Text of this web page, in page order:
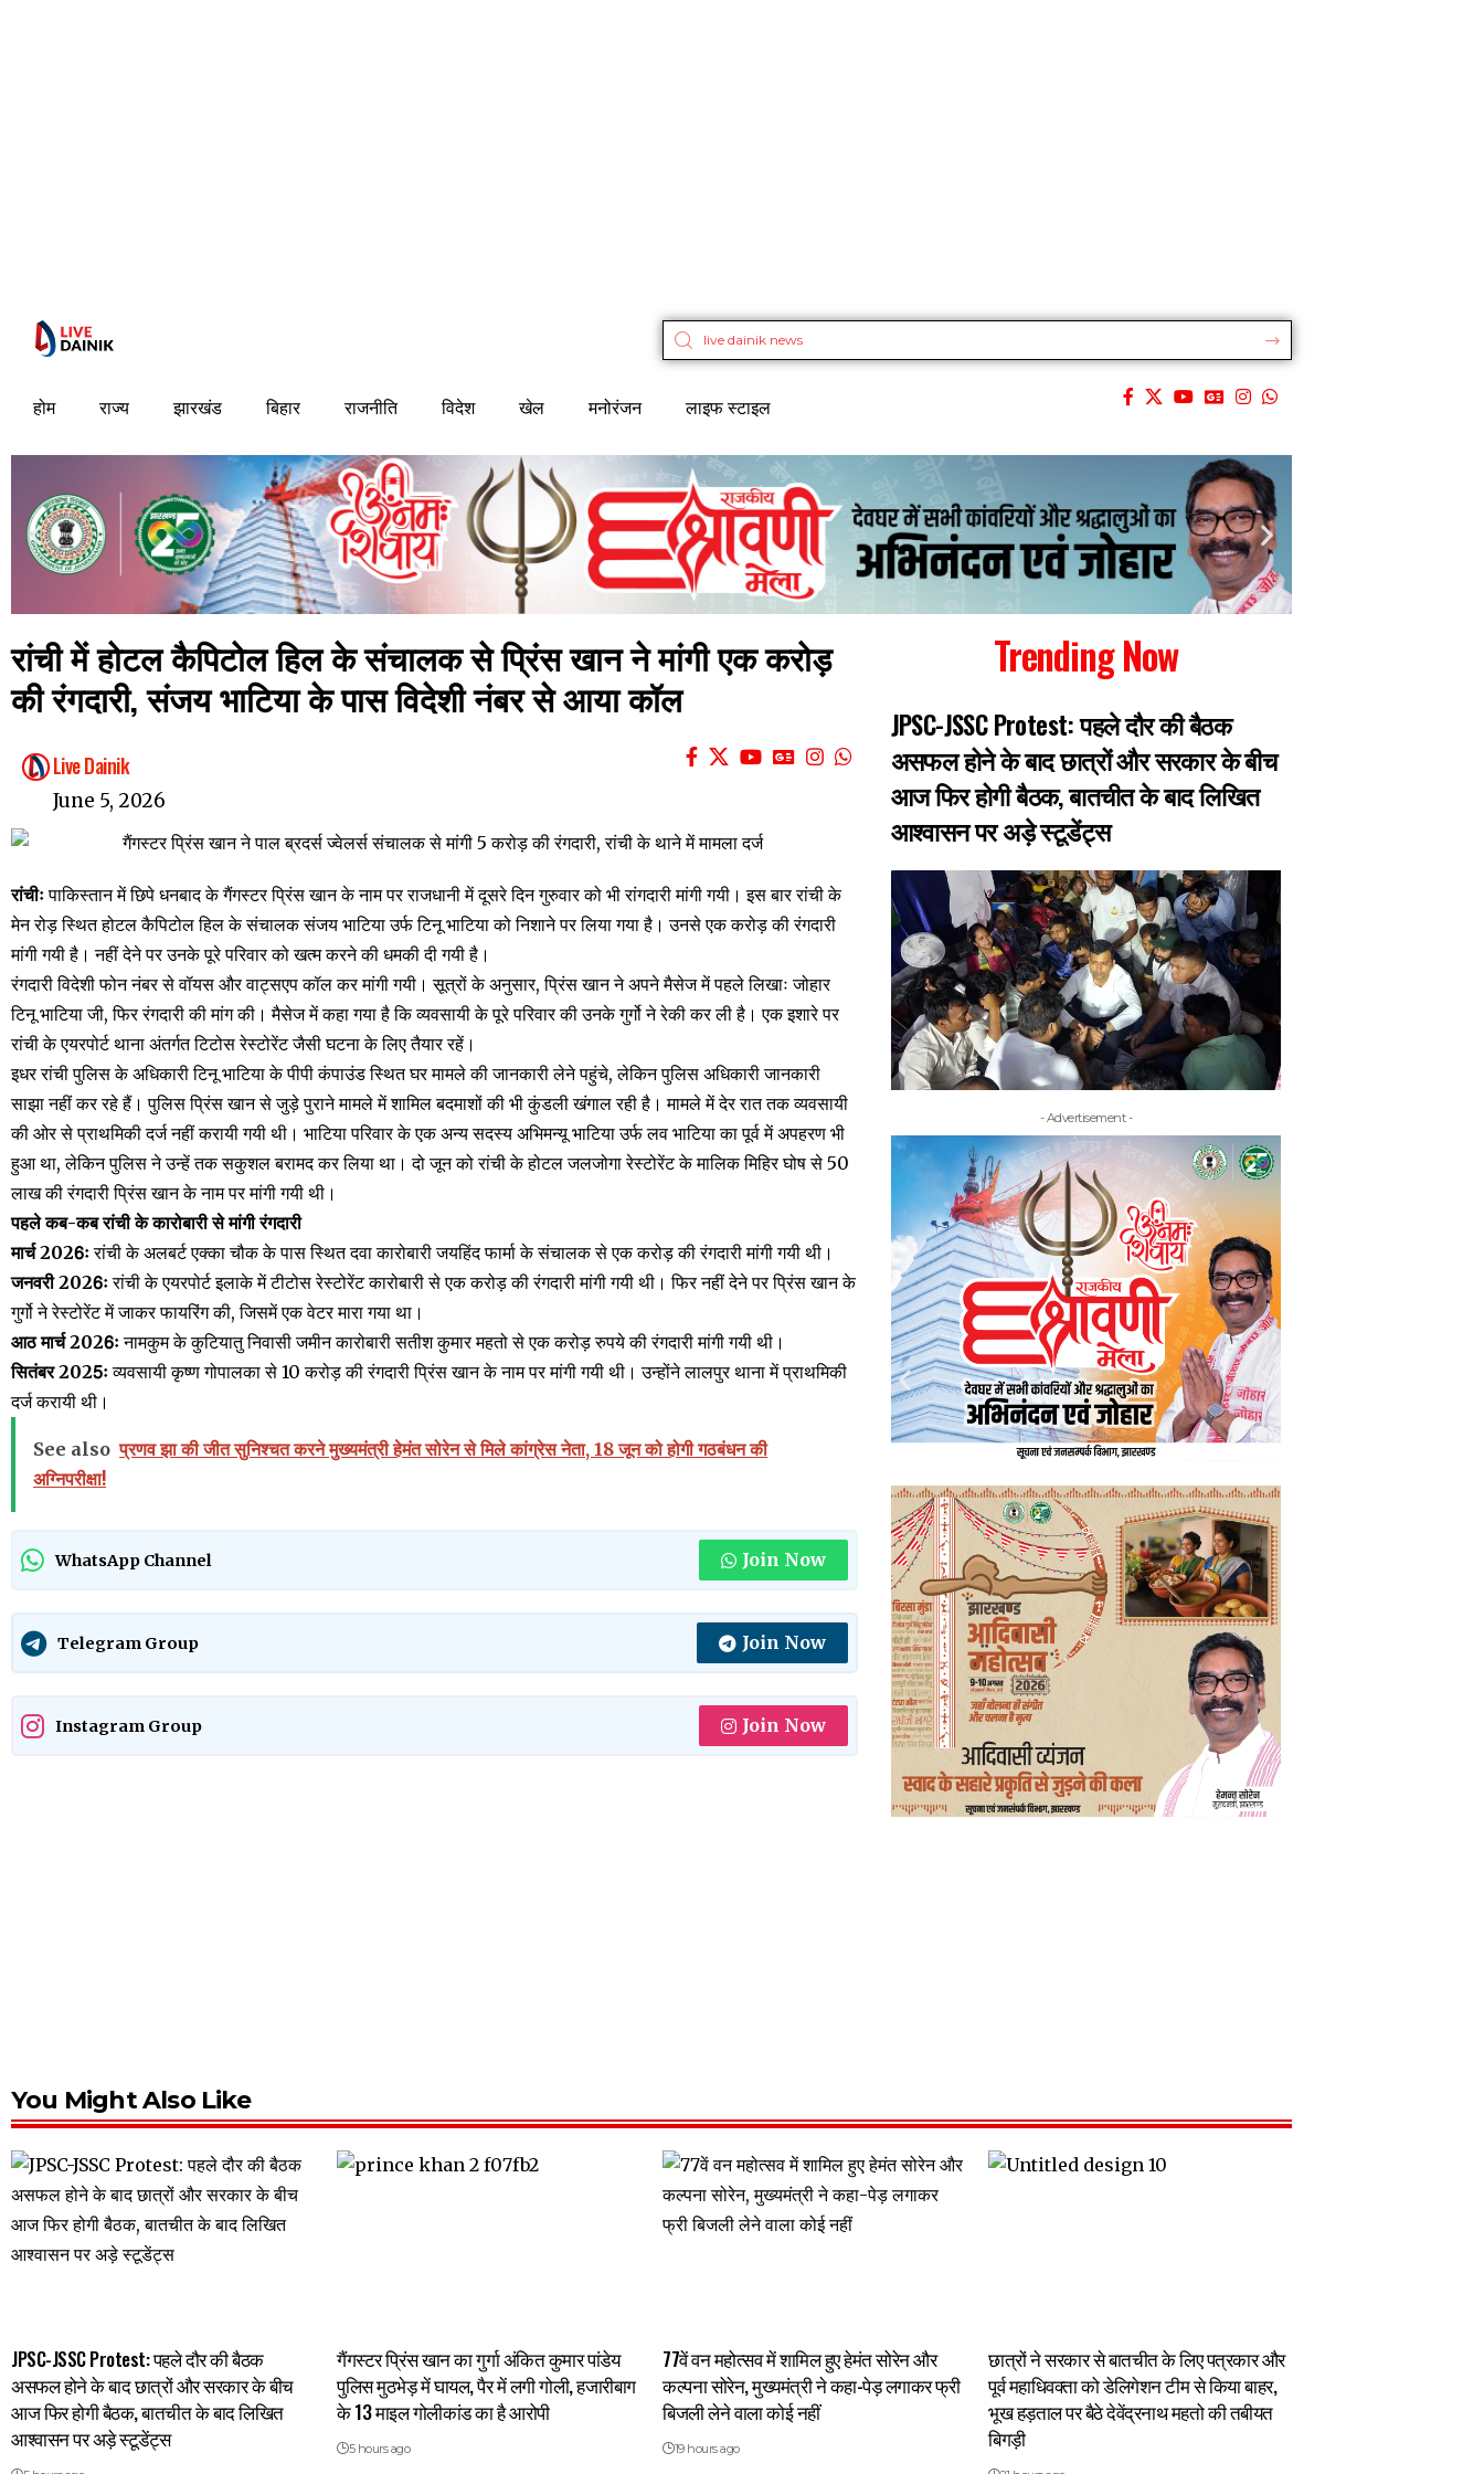
होम राज्य झारखंड बिहार राजनीति विदेश खेल मनोरंजन लाइफ स्टाइल
रांची में होटल कैपिटोल हिल के संचालक से प्रिंस खान ने मांगी एक करोड़
की रंगदारी, संजय भाटिया के पास विदेशी नंबर से आया कॉल
Live Dainik
June 5, 2026
रांचीःपाकिस्तान में छिपे धनबाद के गैंगस्टर प्रिंस खान के नाम पर राजधानी में दूसरे दिन गुरुवार को भी रांगदारी मांगी गयी। इस बार रांची के
मेन रोड़ स्थित होटल कैपिटोल हिल के संचालक संजय भाटिया उर्फ टिनू भाटिया को निशाने पर लिया गया है। उनसे एक करोड़ की रंगदारी
मांगी गयी है। नहीं देने पर उनके पूरे परिवार को खत्म करने की धमकी दी गयी है।
रंगदारी विदेशी फोन नंबर से वॉयस और वाट्सएप कॉल कर मांगी गयी। सूत्रों के अनुसार, प्रिंस खान ने अपने मैसेज में पहले लिखाः जोहार
टिनू भाटिया जी, फिर रंगदारी की मांग की। मैसेज में कहा गया है कि व्यवसायी के पूरे परिवार की उनके गुर्गो ने रेकी कर ली है। एक इशारे पर
रांची के एयरपोर्ट थाना अंतर्गत टिटोस रेस्टोरेंट जैसी घटना के लिए तैयार रहें।
इधर रांची पुलिस के अधिकारी टिनू भाटिया के पीपी कंपाउंड स्थित घर मामले की जानकारी लेने पहुंचे, लेकिन पुलिस अधिकारी जानकारी
साझा नहीं कर रहे हैं। पुलिस प्रिंस खान से जुड़े पुराने मामले में शामिल बदमाशों की भी कुंडली खंगाल रही है। मामले में देर रात तक व्यवसायी
की ओर से प्राथमिकी दर्ज नहीं करायी गयी थी। भाटिया परिवार के एक अन्य सदस्य अभिमन्यू भाटिया उर्फ लव भाटिया का पूर्व में अपहरण भी
हुआ था, लेकिन पुलिस ने उन्हें तक सकुशल बरामद कर लिया था। दो जून को रांची के होटल जलजोगा रेस्टोरेंट के मालिक मिहिर घोष से 50
लाख की रंगदारी प्रिंस खान के नाम पर मांगी गयी थी।
पहले कब-कब रांची के कारोबारी से मांगी रंगदारी
मार्च 2026ःरांची के अलबर्ट एक्का चौक के पास स्थित दवा कारोबारी जयहिंद फार्मा के संचालक से एक करोड़ की रंगदारी मांगी गयी थी।
जनवरी 2026ःरांची के एयरपोर्ट इलाके में टीटोस रेस्टोरेंट कारोबारी से एक करोड़ की रंगदारी मांगी गयी थी। फिर नहीं देने पर प्रिंस खान के
गुर्गो ने रेस्टोरेंट में जाकर फायरिंग की, जिसमें एक वेटर मारा गया था।
आठ मार्च 2026ःनामकुम के कुटियातु निवासी जमीन कारोबारी सतीश कुमार महतो से एक करोड़ रुपये की रंगदारी मांगी गयी थी।
सितंबर 2025ःव्यवसायी कृष्ण गोपालका से 10 करोड़ की रंगदारी प्रिंस खान के नाम पर मांगी गयी थी। उन्होंने लालपुर थाना में प्राथमिकी
दर्ज करायी थी।
See also प्रणव झा की जीत सुनिश्चत करने मुख्यमंत्री हेमंत सोरेन से मिले कांग्रेस नेता, 18 जून को होगी गठबंधन की
अग्निपरीक्षा!
WhatsApp Channel Join Now
Telegram Group Join Now
Instagram Group Join Now
Trending Now
JPSC-JSSC Protest: पहले दौर की बैठक
असफल होने के बाद छात्रों और सरकार के बीच
आज फिर होगी बैठक, बातचीत के बाद लिखित
आश्वासन पर अड़े स्टूडेंट्स
- Advertisement -
You Might Also Like
JPSC-JSSC Protest: पहले दौर की बैठक
असफल होने के बाद छात्रों और सरकार के बीच
आज फिर होगी बैठक, बातचीत के बाद लिखित
आश्वासन पर अड़े स्टूडेंट्स
गैंगस्टर प्रिंस खान का गुर्गा अंकित कुमार पांडेय
पुलिस मुठभेड़ में घायल, पैर में लगी गोली, हजारीबाग
के 13 माइल गोलीकांड का है आरोपी
5 hours ago
77वें वन महोत्सव में शामिल हुए हेमंत सोरेन और
कल्पना सोरेन, मुख्यमंत्री ने कहा-पेड़ लगाकर फ्री
बिजली लेने वाला कोई नहीं
19 hours ago
छात्रों ने सरकार से बातचीत के लिए पत्रकार और
पूर्व महाधिवक्ता को डेलिगेशन टीम से किया बाहर,
भूख हड़ताल पर बैठे देवेंद्रनाथ महतो की तबीयत
बिगड़ी